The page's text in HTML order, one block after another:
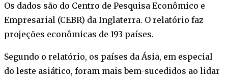
Os dados são do Centro de Pesquisa Econômico e
Empresarial (CEBR) da Inglaterra. O relatório faz
projeções econômicas de 193 países.
Segundo o relatório, os países da Ásia, em especial
do leste asiático, foram mais bem-sucedidos ao lidar